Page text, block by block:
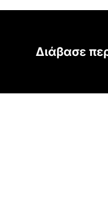
Διάβασε